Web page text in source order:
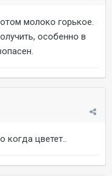
молоко горькое.
особенно в
когда цветет..